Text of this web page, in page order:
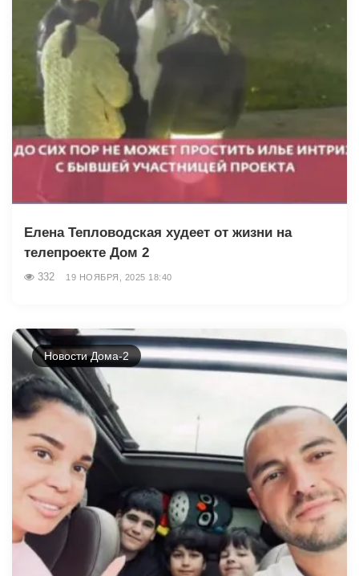
Елена Тепловодская худеет от жизни на
телепроекте Дом 2
332 19 НОЯБРЯ, 2025 18:40
Новости Дома-2